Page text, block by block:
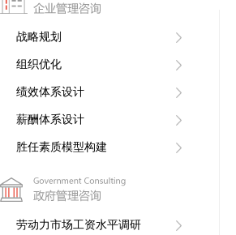
战略规划
组织优化
绩效体系设计
薪酬体系设计
胜任素质模型构建
劳动力市场工资水平调研